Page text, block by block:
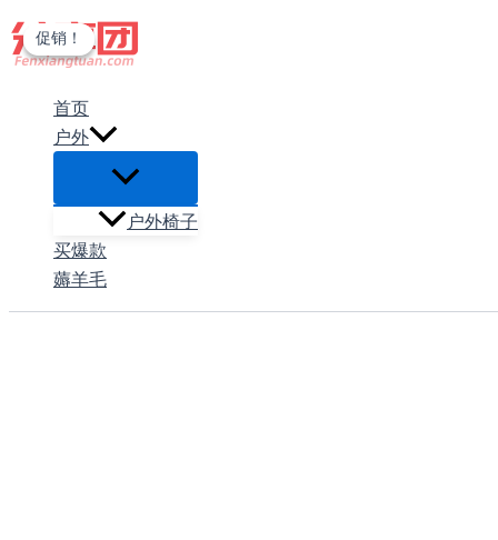
跳
至
首页
户外
户外椅子
买爆款
薅羊毛
促销！
促销！